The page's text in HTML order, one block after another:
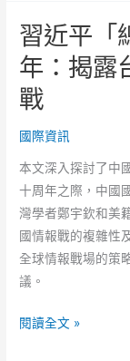
禁
售
令」
正
生
效！
背
後
動
機
與
在
習近平「
年：揭露
戰
國際資訊
本文深入探討了中
十周年之際，中國
灣學者鄭宇欽和美
國情報戰的複雜性
全球情報戰場的策
議。
習
閱讀全文 »